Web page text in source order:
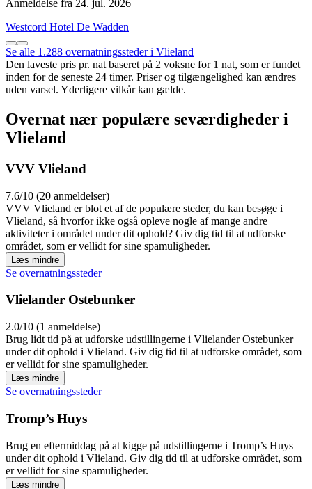
Anmeldelse fra 24. jul. 2026
Westcord Hotel De Wadden
Se alle 1.288 overnatningssteder i Vlieland
Den laveste pris pr. nat baseret på 2 voksne for 1 nat, som er fundet
inden for de seneste 24 timer. Priser og tilgængelighed kan ændres
uden varsel. Yderligere vilkår kan gælde.
Overnat nær populære seværdigheder i
Vlieland
VVV Vlieland
7.6/10 (20 anmeldelser)
VVV Vlieland er blot et af de populære steder, du kan besøge i
Vlieland, så hvorfor ikke også opleve nogle af mange andre
aktiviteter i området under dit ophold? Giv dig tid til at udforske
området, som er vellidt for sine spamuligheder.
Læs mindre
Se overnatningssteder
Vlielander Ostebunker
2.0/10 (1 anmeldelse)
Brug lidt tid på at udforske udstillingerne i Vlielander Ostebunker
under dit ophold i Vlieland. Giv dig tid til at udforske området, som
er vellidt for sine spamuligheder.
Læs mindre
Se overnatningssteder
Tromp’s Huys
Brug en eftermiddag på at kigge på udstillingerne i Tromp’s Huys
under dit ophold i Vlieland. Giv dig tid til at udforske området, som
er vellidt for sine spamuligheder.
Læs mindre